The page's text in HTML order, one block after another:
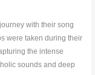
with their song
were taken during their
the intense
sounds and deep